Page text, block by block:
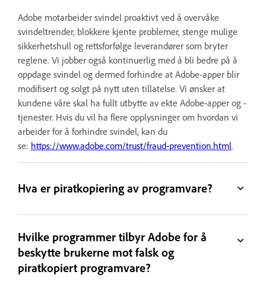
Adobe motarbeider svindel proaktivt ved å overvåke
svindeltrender, blokkere kjente problemer, stenge mulige
sikkerhetshull og rettsforfølge leverandører som bryter
reglene. Vi jobber også kontinuerlig med å bli bedre på å
oppdage svindel og dermed forhindre at Adobe-apper blir
modifisert og solgt på nytt uten tillatelse. Vi ønsker at
kundene våre skal ha fullt utbytte av ekte Adobe-apper og -
tjenester. Hvis du vil ha flere opplysninger om hvordan vi
arbeider for å forhindre svindel, kan du
se: https://www.adobe.com/trust/fraud-prevention.html.
Hva er piratkopiering av programvare?
Hvilke programmer tilbyr Adobe for å
beskytte brukerne mot falsk og
piratkopiert programvare?